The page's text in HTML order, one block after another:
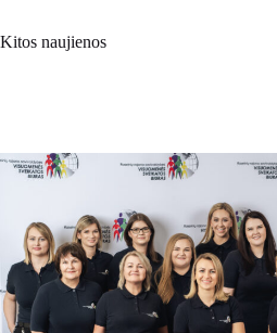
Kitos naujienos